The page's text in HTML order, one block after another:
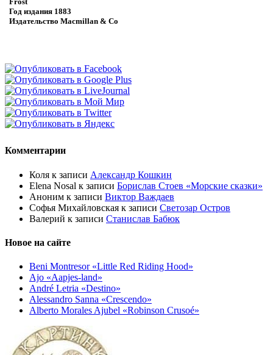
Год издания 1883
Издательство Macmillan & Co
Комментарии
Коля к записи Александр Кошкин
Elena Nosal к записи Борислав Стоев «Морские сказки»
Аноним к записи Виктор Важдаев
Софья Михайловская к записи Светозар Остров
Валерий к записи Станислав Бабюк
Новое на сайте
Beni Montresor «Little Red Riding Hood»
Ajo «Aapjes-land»
André Letria «Destino»
Alessandro Sanna «Crescendo»
Alberto Morales Ajubel «Robinson Crusoé»